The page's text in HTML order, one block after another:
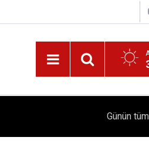
Belli Oldu!
Günün tüm